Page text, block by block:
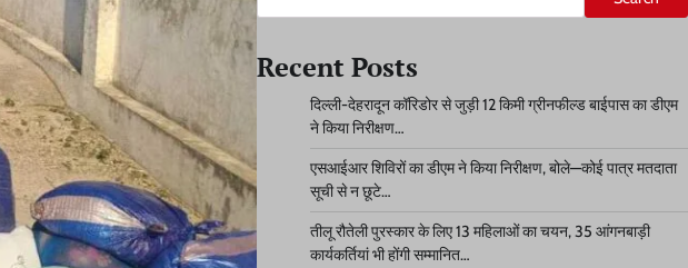
Recent Posts
दिल्ली-देहरादून कॉरिडोर से जुड़ी 12 किमी ग्रीनफील्ड बाईपास का डीएम
ने किया निरीक्षण…
एसआईआर शिविरों का डीएम ने किया निरीक्षण, बोले—कोई पात्र मतदाता
सूची से न छूटे…
तीलू रौतेली पुरस्कार के लिए 13 महिलाओं का चयन, 35 आंगनबाड़ी
कार्यकर्तियां भी होंगी सम्मानित…